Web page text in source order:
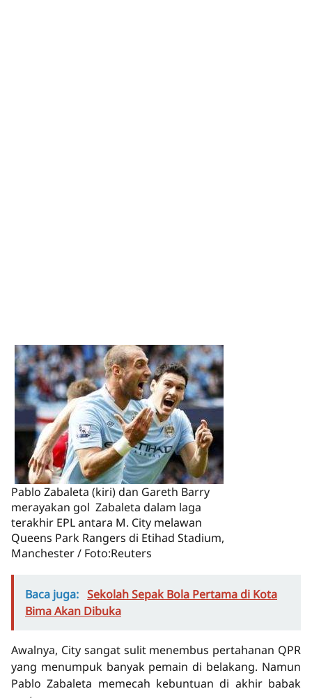
Pablo Zabaleta (kiri) dan Gareth Barry
merayakan gol Zabaleta dalam laga
terakhir EPL antara M. City melawan
Queens Park Rangers di Etihad Stadium,
Manchester / Foto:Reuters
Baca juga: Sekolah Sepak Bola Pertama di Kota
Bima Akan Dibuka
Awalnya, City sangat sulit menembus pertahanan QPR
yang menumpuk banyak pemain di belakang. Namun
Pablo Zabaleta memecah kebuntuan di akhir babak